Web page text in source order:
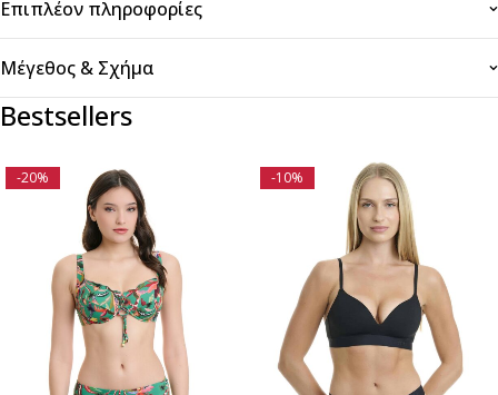
Επιπλέον πληροφορίες
Μέγεθος & Σχήμα
Bestsellers
-20% -10%